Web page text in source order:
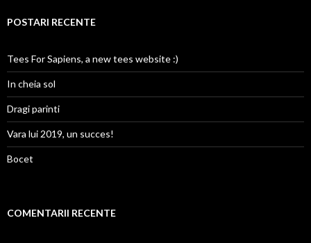
POSTARI RECENTE
Tees For Sapiens, a new tees website :)
In cheia sol
Dragi parinti
Vara lui 2019, un succes!
Bocet
COMENTARII RECENTE